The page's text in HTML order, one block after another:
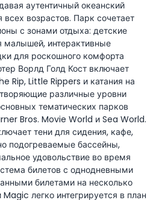
аутентичный океанский
возрастов. Парк сочетает
с зонами отдыха: детские
малышей, интерактивные
для роскошного комфорта
Ворлд Голд Кост включает
Rip, Little Rippers и катания на
различные уровни
тематических парков
Bros. Movie World и Sea World.
тени для сидения, кафе,
подогреваемые бассейны,
удовольствие во время
билетов с однодневными
билетами на несколько
легко интегрируется в план